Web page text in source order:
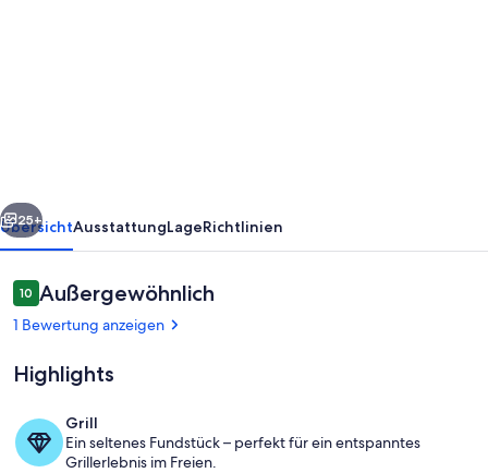
Weiter
25+
ÜbersichtAusstattungLageRichtlinien
Bewertungen
1010 von 10.
Außergewöhnlich
1 Bewertung anzeigen
Highlights
Grill
Ein seltenes Fundstück – perfekt für ein entspanntes
Grillerlebnis im Freien.